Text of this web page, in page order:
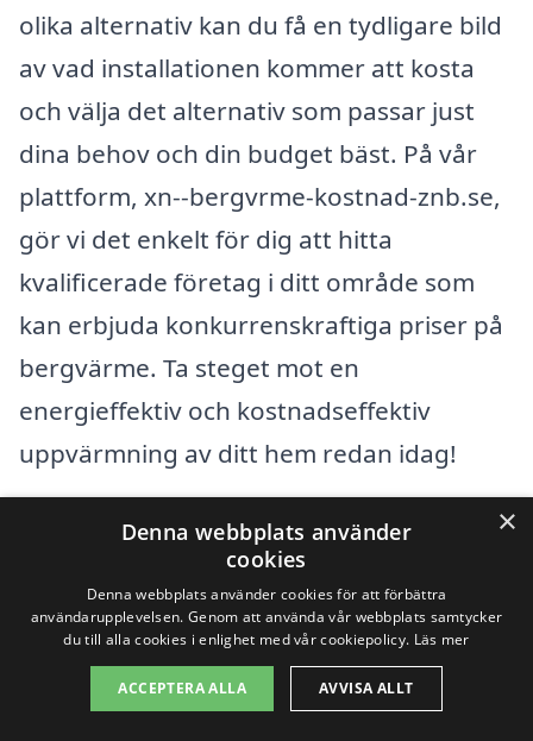
olika alternativ kan du få en tydligare bild
av vad installationen kommer att kosta
och välja det alternativ som passar just
dina behov och din budget bäst. På vår
plattform, xn--bergvrme-kostnad-znb.se,
gör vi det enkelt för dig att hitta
kvalificerade företag i ditt område som
kan erbjuda konkurrenskraftiga priser på
bergvärme. Ta steget mot en
energieffektiv och kostnadseffektiv
uppvärmning av ditt hem redan idag!
Få 3 erbjudanden, gratis och utan
förpliktelser
Sök efter en
×
Denna webbplats använder
cookies
Denna webbplats använder cookies för att förbättra
användarupplevelsen. Genom att använda vår webbplats samtycker
du till alla cookies i enlighet med vår cookiepolicy. Läs mer
ACCEPTERA ALLA AVVISA ALLT